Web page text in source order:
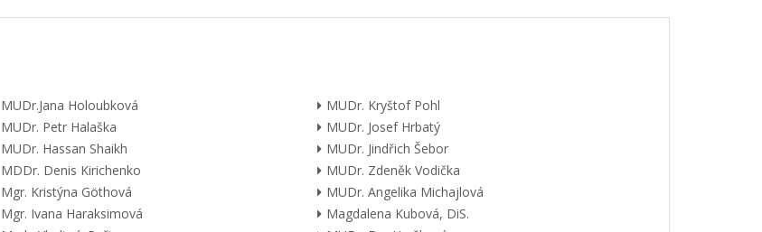
MUDr.Jana Holoubková
MUDr. Kryštof Pohl
MUDr. Petr Halaška
MUDr. Josef Hrbatý
MUDr. Hassan Shaikh
MUDr. Jindřich Šebor
MDDr. Denis Kirichenko
MUDr. Zdeněk Vodička
Mgr. Kristýna Göthová
MUDr. Angelika Michajlová
Mgr. Ivana Haraksimová
Magdalena Kubová, DiS.